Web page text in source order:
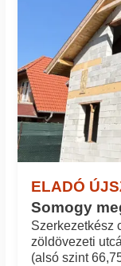
ELADÓ
Somogy
Szerkezetkész
zöldövezeti
(alsó szint